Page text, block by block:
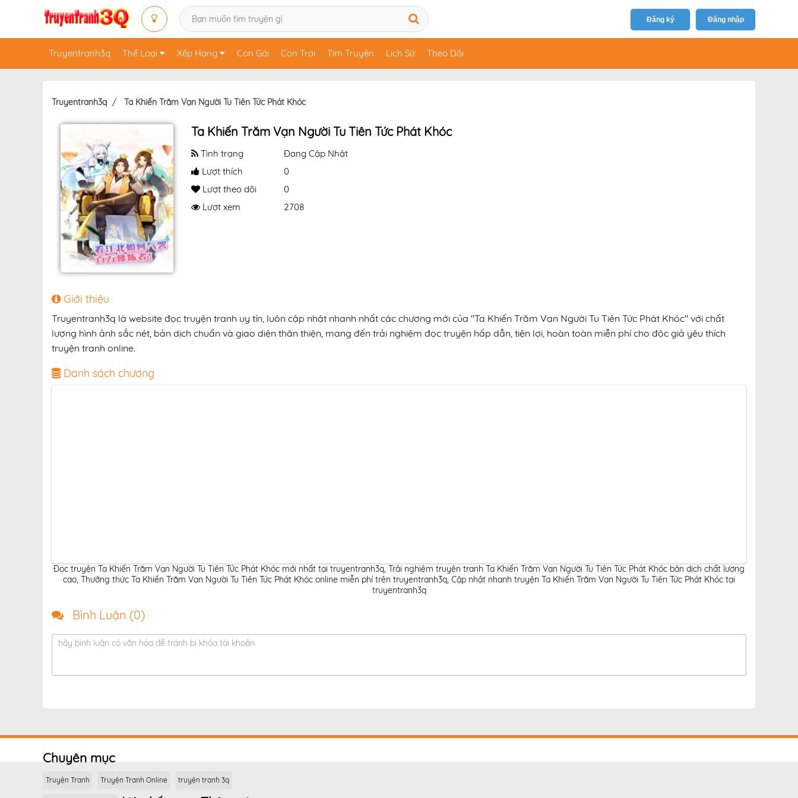
Đăng ký Đăng nhập
Truyentranh3q Thể Loại Xếp Hạng Con Gái Con Trai Tìm Truyện Lịch Sử Theo Dõi
Truyentranh3q Ta Khiến Trăm Vạn Người Tu Tiên Tức Phát Khóc
Ta Khiến Trăm Vạn Người Tu Tiên Tức Phát Khóc
Tình trạng
Đang Cập Nhật
Lượt thích
0
Lượt theo dõi
0
Lượt xem
2708
Giới thiệu
Truyentranh3q là website đọc truyện tranh uy tín, luôn cập nhật nhanh nhất các chương mới của "Ta Khiến Trăm Vạn Người Tu Tiên Tức Phát Khóc" với chất
lượng hình ảnh sắc nét, bản dịch chuẩn và giao diện thân thiện, mang đến trải nghiệm đọc truyện hấp dẫn, tiện lợi, hoàn toàn miễn phí cho độc giả yêu thích
truyện tranh online.
Danh sách chương
Đọc truyện Ta Khiến Trăm Vạn Người Tu Tiên Tức Phát Khóc mới nhất tại truyentranh3q, Trải nghiệm truyện tranh Ta Khiến Trăm Vạn Người Tu Tiên Tức Phát Khóc bản dịch chất lượng
cao, Thưởng thức Ta Khiến Trăm Vạn Người Tu Tiên Tức Phát Khóc online miễn phí trên truyentranh3q, Cập nhật nhanh truyện Ta Khiến Trăm Vạn Người Tu Tiên Tức Phát Khóc tại
truyentranh3q
Bình Luận (0)
hãy bình luận có văn hóa để tránh bị khóa tài khoản
Chuyên mục
Truyện Tranh Truyện Tranh Online truyện tranh 3q